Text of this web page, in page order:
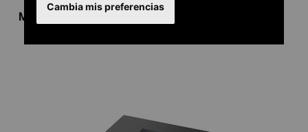
Cambia mis preferencias
Mostrar